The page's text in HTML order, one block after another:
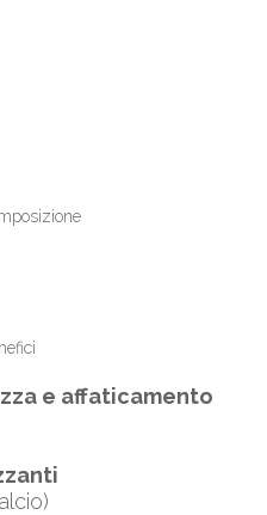
e affaticamento